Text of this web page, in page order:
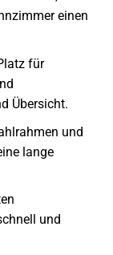
einen
für
Übersicht.
und
lange
und